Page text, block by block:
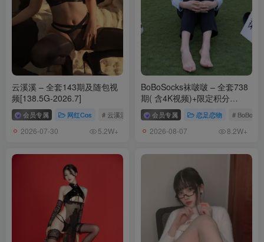
云溪溪 – 全套143期及随包视
频[138.5G-2026.7]
会员专属 网红Cos # 云溪溪
2026-07-30 5.2W+
BoBoSocks袜啵啵 – 全套738
期( 含4K视频)+限定积分
[4724G-2026.8]
会员专属 恋足恋物 #
2026-08-07 8.2W+